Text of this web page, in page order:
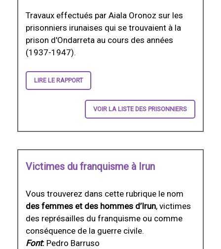
Travaux effectués par Aiala Oronoz sur les
prisonniers irunaises qui se trouvaient à la
prison d'Ondarreta au cours des années
(1937-1947).
LIRE LE RAPPORT
VOIR LA LISTE DES PRISONNIERS
Victimes du franquisme à Irun
Vous trouverez dans cette rubrique le nom
des femmes et des hommes d’Irun, victimes
des représailles du franquisme ou comme
conséquence de la guerre civile.
Font: Pedro Barruso